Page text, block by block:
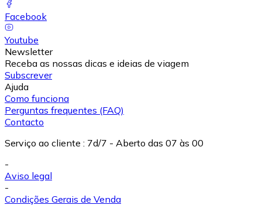
Facebook
Youtube
Newsletter
Receba as nossas dicas e ideias de viagem
Subscrever
Ajuda
Como funciona
Perguntas frequentes (FAQ)
Contacto
Serviço ao cliente : 7d/7 - Aberto das 07 às 00
-
Aviso legal
-
Condições Gerais de Venda